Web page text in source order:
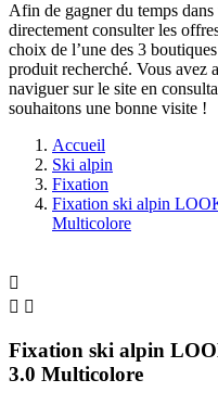
Afin de gagner du temps
directement consulter les
choix de l’une des 3
produit recherché. Vous avez
naviguer sur le site en
souhaitons une bonne visite !
Accueil
Ski alpin
Fixation
Fixation ski alpin
Multicolore

 
Fixation ski alpin
3.0 Multicolore